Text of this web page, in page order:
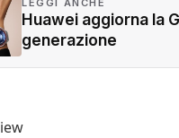
LEGGI ANCHE
Huawei aggiorna la
generazione